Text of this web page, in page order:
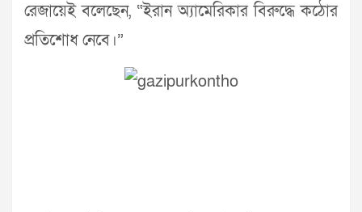
রেজায়েই বলেছেন, “ইরান অ্যামেরিকার বিরুদ্ধে কঠোর
প্রতিশোধ নেবে।”